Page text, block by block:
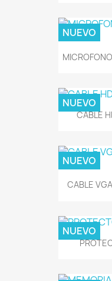
NUEVO
CABLE
NUEVO
CABLE
NUEVO
NUEVO